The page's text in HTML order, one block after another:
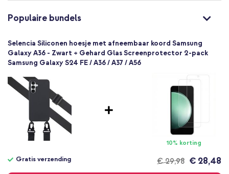
afneembaar koord van Selencia!
8721064039981
SH00080385
Zwart
Siliconen en TPU (zacht)
Geen
Backcover, Koordhoesje, Softcase
Achterkant & Zijkant
Populaire bundels
Selencia Siliconen hoesje met afneembaar koord Samsung
Galaxy A36 - Zwart + Gehard Glas Screenprotector 2-pack
Samsung Galaxy S24 FE / A36 / A37 / A56
10% korting
€ 29,98
Gratis verzending € 28,48